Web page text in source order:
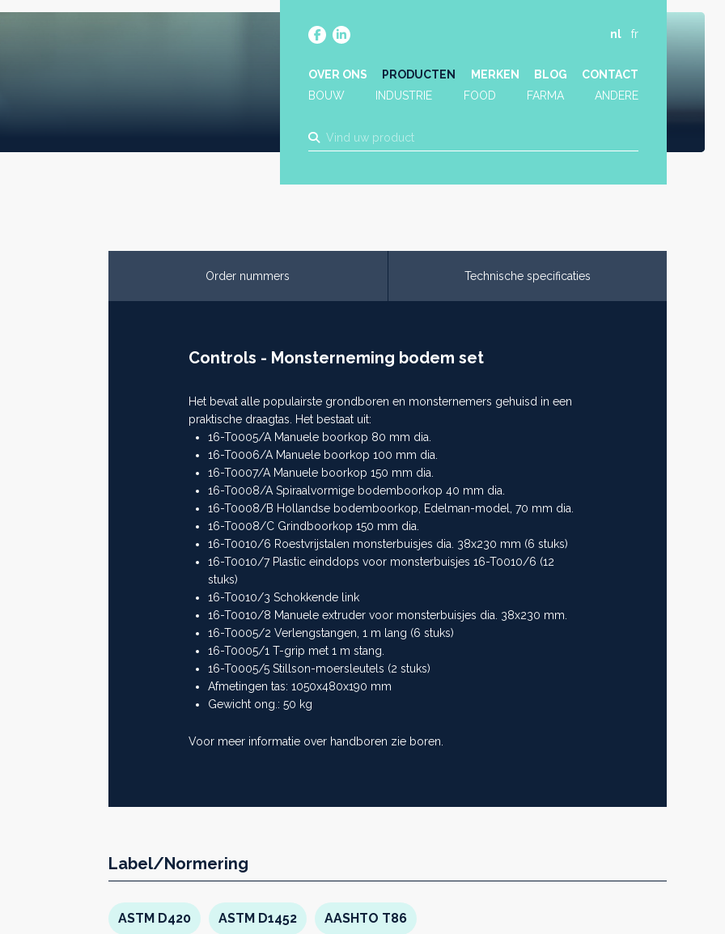
nl fr
OVER ONS PRODUCTEN MERKEN BLOG
CONTACT
BOUW
INDUSTRIE FOOD FARMA ANDERE
Order nummers Technische specificaties
Controls - Monsterneming bodem set
Het bevat alle populairste grondboren en monsternemers gehuisd in een
praktische draagtas. Het bestaat uit:
16-T0005/A Manuele boorkop 80 mm dia.
16-T0006/A Manuele boorkop 100 mm dia.
16-T0007/A Manuele boorkop 150 mm dia.
16-T0008/A Spiraalvormige bodemboorkop 40 mm dia.
16-T0008/B Hollandse bodemboorkop, Edelman-model, 70 mm dia.
16-T0008/C Grindboorkop 150 mm dia.
16-T0010/6 Roestvrijstalen monsterbuisjes dia. 38x230 mm (6 stuks)
16-T0010/7 Plastic einddops voor monsterbuisjes 16-T0010/6 (12
stuks)
16-T0010/3 Schokkende link
16-T0010/8 Manuele extruder voor monsterbuisjes dia. 38x230 mm.
16-T0005/2 Verlengstangen, 1 m lang (6 stuks)
16-T0005/1 T-grip met 1 m stang.
16-T0005/5 Stillson-moersleutels (2 stuks)
Afmetingen tas: 1050x480x190 mm
Gewicht ong.: 50 kg
Voor meer informatie over handboren zie boren.
Label/Normering
ASTM D420 ASTM D1452 AASHTO T86